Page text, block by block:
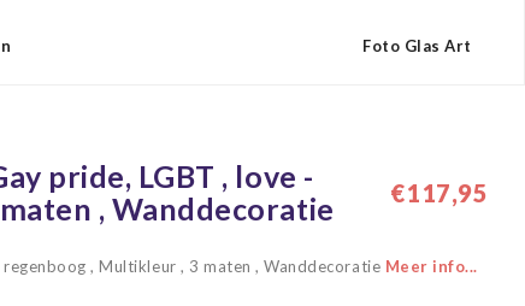
Foto Glas Art
pride, LGBT , love -
, Wanddecoratie
€117,95
, Multikleur , 3 maten , Wanddecoratie Meer info...